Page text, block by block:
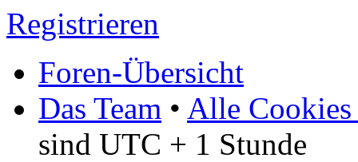
Registrieren
Foren-Übersicht
Das Team • Alle Cookies
sind UTC + 1 Stunde